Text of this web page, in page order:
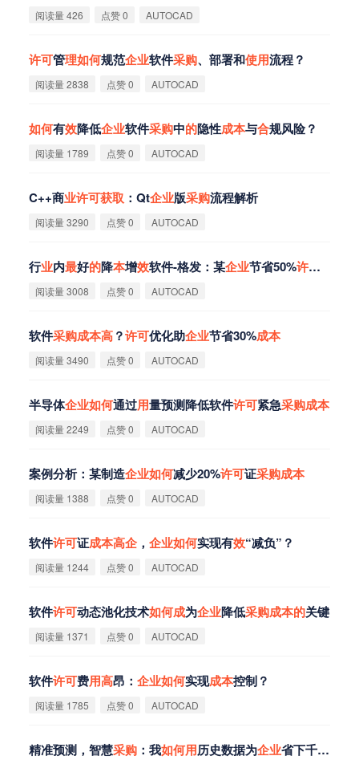
阅读量 426 点赞 0 AUTOCAD
许可管理如何规范企业软件采购、部署和使用流程？
阅读量 2838 点赞 0 AUTOCAD
如何有效降低企业软件采购中的隐性成本与合规风险？
阅读量 1789 点赞 0 AUTOCAD
C++商业许可获取 ：Qt企业版采购流程解析
阅读量 3290 点赞 0 AUTOCAD
行业内最好的降本增效软件-格发：某企业节省50%许可
阅读量 3008 点赞 0 AUTOCAD
软件采购成本高？许可优化助企业节省30%成本
阅读量 3490 点赞 0 AUTOCAD
半导体企业如何通过用量预测降低软件许可紧急采购成本
阅读量 2249 点赞 0 AUTOCAD
案例分析：某制造企业如何减少20%许可证采购成本
阅读量 1388 点赞 0 AUTOCAD
软件许可证成本高企 ， 企业如何实现有效“减负”？
阅读量 1244 点赞 0 AUTOCAD
软件许可动态池化技术如何成为企业降低采购成本的关键
阅读量 1371 点赞 0 AUTOCAD
软件许可费用高昂： 企业如何实现成本控制？
阅读量 1785 点赞 0 AUTOCAD
精准预测，智慧采购 ：我如何用历史数据为企业省下千万